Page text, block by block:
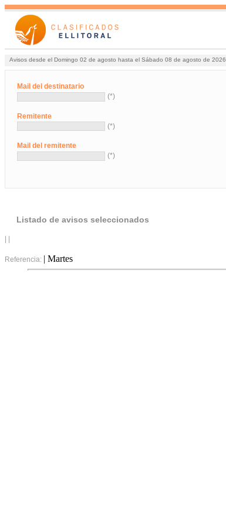
Avisos desde el Domingo 02 de agosto hasta el Sábado 08 de agosto de 2026
Mail del destinatario
(*)
Remitente
(*)
Mail del remitente
(*)
Listado de avisos seleccionados
Referencia: | Martes